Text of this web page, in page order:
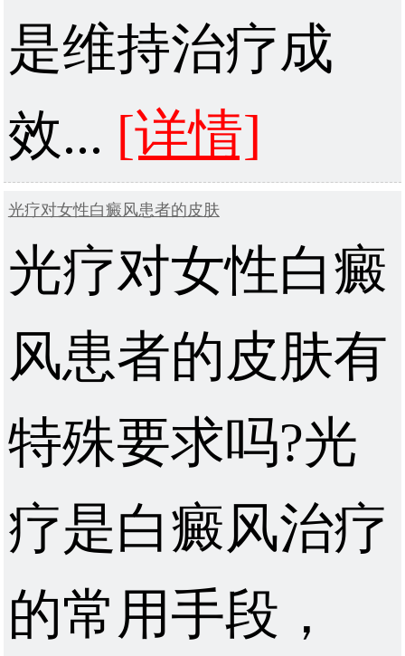
是维持治疗成
效... [详情]
光疗对女性白癜风患者的皮肤
光疗对女性白癜
风患者的皮肤有
特殊要求吗?光
疗是白癜风治疗
的常用手段，